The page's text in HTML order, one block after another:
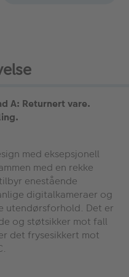
A: Returnert vare.
med eksepsjonell
med en rekke
enestående
digitalkameraer og
utendørsforhold. Det er
og støtsikker mot fall
det frysesikkert mot